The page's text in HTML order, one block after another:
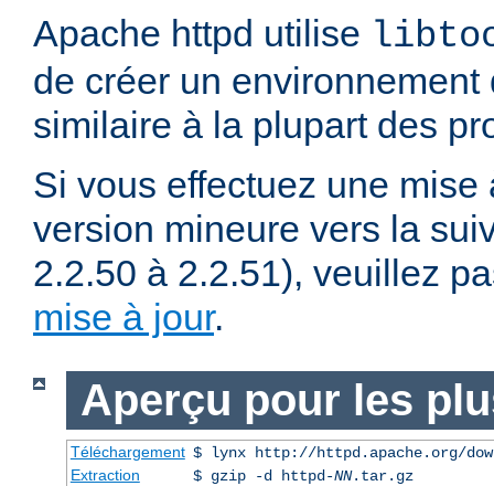
Apache httpd utilise
de créer un environnement
similaire à la plupart des
Si vous effectuez une
version mineure vers la
2.2.50 à 2.2.51), veuillez
mise à jour.
Aperçu pour les
Téléchargement $ lynx http://httpd.apache.org/
Extraction
$ gzip -d httpd-NN.tar.gz